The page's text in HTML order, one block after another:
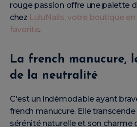
rouge passion offre une palette
chez LuluNails, votre boutique en
favorite.
La french manucure,
de la neutralité
C'est un indémodable ayant
french manucure. Elle
sérénité naturelle et son charme